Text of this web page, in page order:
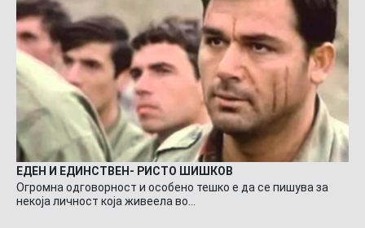
ЕДЕН И ЕДИНСТВЕН- РИСТО ШИШКОВ
Огромна одговорност и особено тешко е да се пишува за
некоја личност која живеела во…